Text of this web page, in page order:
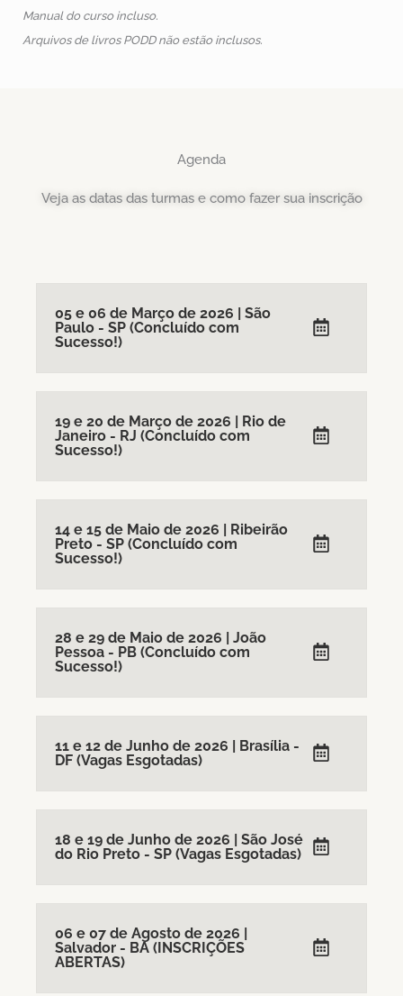
Manual do curso incluso.
Arquivos de livros PODD não estão inclusos.
Agenda
Veja as datas das turmas e como fazer sua inscrição
05 e 06 de Março de 2026 | São
Paulo - SP (Concluído com
Sucesso!)
19 e 20 de Março de 2026 | Rio de
Janeiro - RJ (Concluído com
Sucesso!)
14 e 15 de Maio de 2026 | Ribeirão
Preto - SP (Concluído com
Sucesso!)
28 e 29 de Maio de 2026 | João
Pessoa - PB (Concluído com
Sucesso!)
11 e 12 de Junho de 2026 | Brasília -
DF (Vagas Esgotadas)
18 e 19 de Junho de 2026 | São José
do Rio Preto - SP (Vagas Esgotadas)
06 e 07 de Agosto de 2026 |
Salvador - BA (INSCRIÇÕES
ABERTAS)